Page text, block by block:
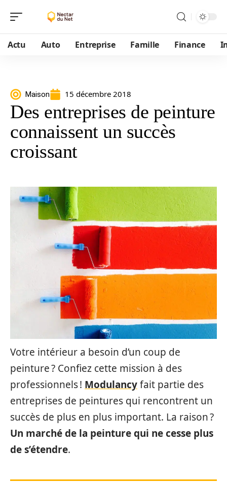
Actu Auto Entreprise Famille Finance
Maison 15 décembre 2018
Des entreprises de peinture
connaissent un succès
croissant
Votre intérieur a besoin d’un coup de
peinture ? Confiez cette mission à des
professionnels ! Modulancyfait partie des
entreprises de peintures qui rencontrent un
succès de plus en plus important. La raison ?
Un marché de la peinture qui ne cesse plus
de s’étendre.